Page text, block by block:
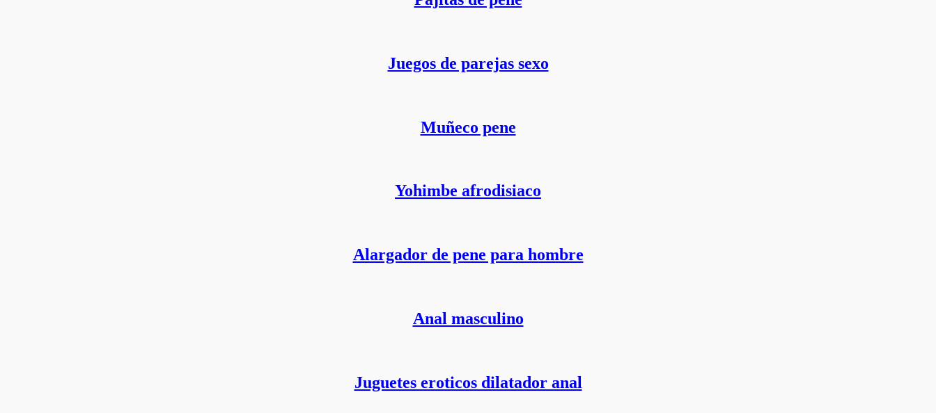
Juegos de parejas sexo
Muñeco pene
Yohimbe afrodisiaco
Alargador de pene para hombre
Anal masculino
Juguetes eroticos dilatador anal